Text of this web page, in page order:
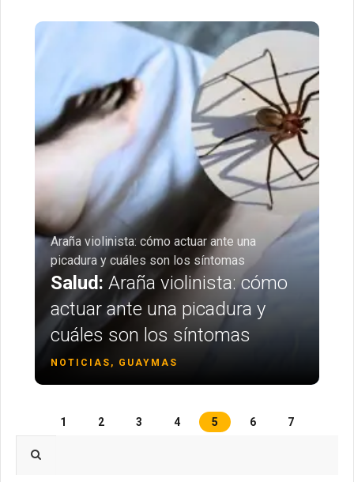
Araña violinista: cómo actuar ante una
picadura y cuáles son los síntomas
Salud: Araña violinista: cómo
actuar ante una picadura y
cuáles son los síntomas
NOTICIAS, GUAYMAS
1 2 3 4 5 6
7